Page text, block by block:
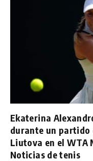
Ekaterina
durante un partido
Liutova en el WTA
Noticias de tenis